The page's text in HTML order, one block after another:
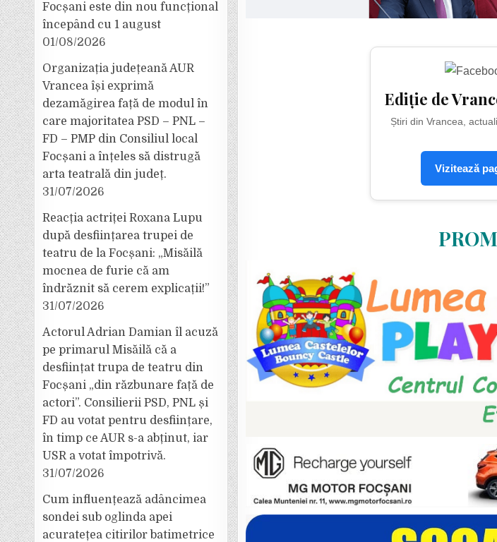
Ediție de
Știri din Vrancea,
Vizitează
Focșani este din nou funcțional
începând cu 1 august
01/08/2026
Organizația județeană AUR
Vrancea își exprimă
dezamăgirea față de modul în
care majoritatea PSD – PNL –
FD – PMP din Consiliul local
Focșani a înțeles să distrugă
arta teatrală din județ.
31/07/2026
Reacția actriței Roxana Lupu
după desființarea trupei de
teatru de la Focșani: „Misăilă
mocnea de furie că am
îndrăznit să cerem explicații!”
31/07/2026
Actorul Adrian Damian îl acuză
pe primarul Misăilă că a
desființat trupa de teatru din
Focșani „din răzbunare față de
actori”. Consilierii PSD, PNL și
FD au votat pentru desființare,
în timp ce AUR s-a abținut, iar
USR a votat împotrivă.
31/07/2026
Cum influențează adâncimea
sondei sub oglinda apei
acuratețea citirilor batimetrice